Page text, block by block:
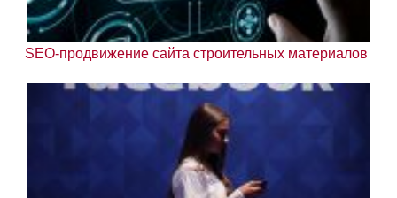
SEO-продвижение сайта строительных материалов